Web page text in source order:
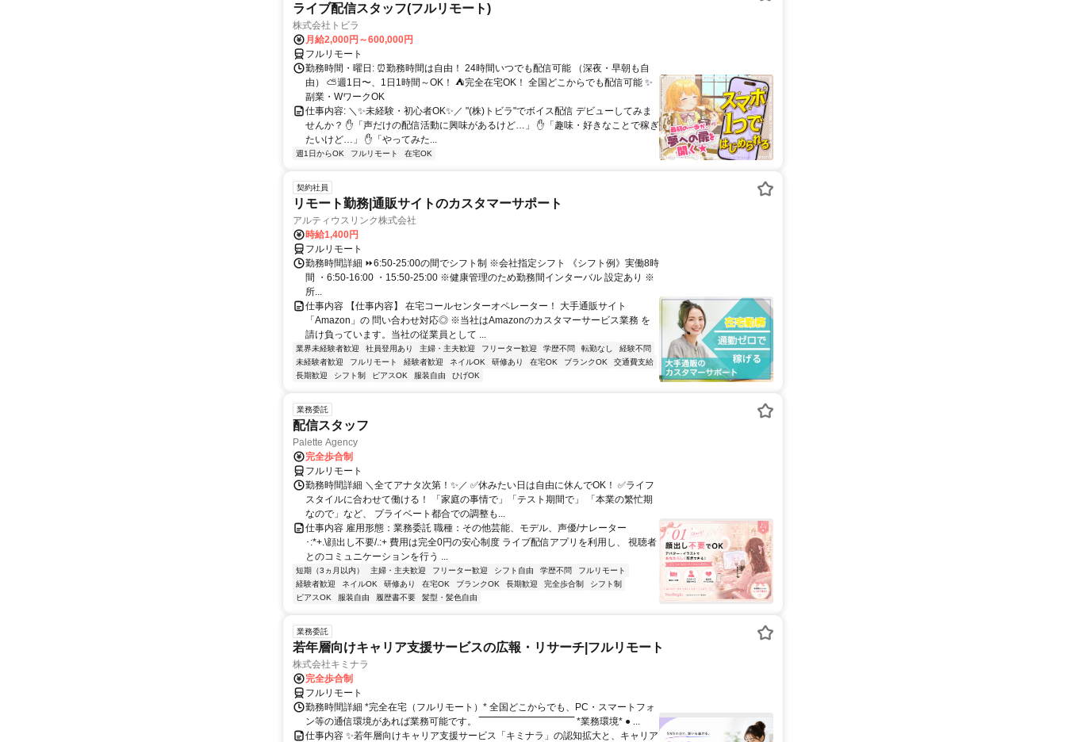
ライブ配信スタッフ(フルリモート)
株式会社トビラ
月給2,000円～600,000円
フルリモート
勤務時間・曜日: ⏰勤務時間は自由！ 24時間いつでも配信可能 （深夜・早朝も自
由） ⛅週1日〜、1日1時間～OK！ ⛺完全在宅OK！ 全国どこからでも配信可能 ✨
副業・WワークOK
仕事内容: ＼✨未経験・初心者OK✨／ "(株)トビラ"でボイス配信 デビューしてみま
せんか？ ✋「声だけの配信活動に興味があるけど…」 ✋「趣味・好きなことで稼ぎ
たいけど…」 ✋「やってみた...
週1日からOK フルリモート 在宅OK
契約社員
リモート勤務|通販サイトのカスタマーサポート
アルティウスリンク株式会社
時給1,400円
フルリモート
勤務時間詳細 ⏩6:50-25:00の間でシフト制 ※会社指定シフト 《シフト例》実働8時
間 ・6:50-16:00 ・15:50-25:00 ※健康管理のため勤務間インターバル 設定あり ※
所...
仕事内容 【仕事内容】 在宅コールセンターオペレーター！ 大手通販サイト
「Amazon」の 問い合わせ対応◎ ※当社はAmazonのカスタマーサービス業務 を
請け負っています。当社の従業員として ...
業界未経験者歓迎 社員登用あり 主婦・主夫歓迎 フリーター歓迎 学歴不問 転勤なし
経験不問
未経験者歓迎
フルリモート 経験者歓迎 ネイルOK 研修あり 在宅OK ブランクOK
交通費支給
長期歓迎
シフト制 ピアスOK 服装自由 ひげOK
業務委託
配信スタッフ
Palette Agency
完全歩合制
フルリモート
勤務時間詳細 ＼全てアナタ次第！✨／ ✅休みたい日は自由に休んでOK！ ✅ライフ
スタイルに合わせて働ける！ 「家庭の事情で」「テスト期間で」 「本業の繁忙期
なので」など、 プライベート都合での調整も...
仕事内容 雇用形態：業務委託 職種：その他芸能、モデル、声優/ナレーター
･:*+.\顔出し不要/.:+ 費用は完全0円の安心制度 ライブ配信アプリを利用し、 視聴者
とのコミュニケーションを行う ...
短期（3ヵ月以内） 主婦・主夫歓迎 フリーター歓迎 シフト自由 学歴不問
フルリモート
経験者歓迎
ネイルOK 研修あり 在宅OK ブランクOK 長期歓迎 完全歩合制
シフト制
ピアスOK
服装自由 履歴書不要 髪型・髪色自由
業務委託
若年層向けキャリア支援サービスの広報・リサーチ|フルリモート
株式会社キミナラ
完全歩合制
フルリモート
勤務時間詳細 *完全在宅（フルリモート）* 全国どこからでも、PC・スマートフォ
ン等の通信環境があれば業務可能です。 ‾‾‾‾‾‾‾‾‾‾‾‾‾‾‾‾‾‾‾‾‾‾‾‾‾‾‾‾‾‾ *業務環境* ● ...
仕事内容 ✨若年層向けキャリア支援サービス「キミナラ」の認知拡大と、キャリア